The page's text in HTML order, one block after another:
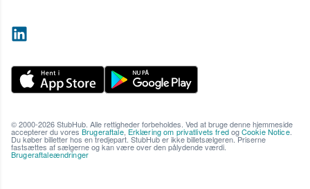
© 2000-2026 StubHub. Alle rettigheder forbeholdes. Ved at bruge denne hjemmeside
accepterer du vores Brugeraftale, Erklæring om privatlivets fredogCookie Notice.
Du køber billetter hos en tredjepart. StubHub er ikke billetsælgeren. Priserne
fastsættes af sælgerne og kan være over den pålydende værdi.
Brugeraftaleændringer